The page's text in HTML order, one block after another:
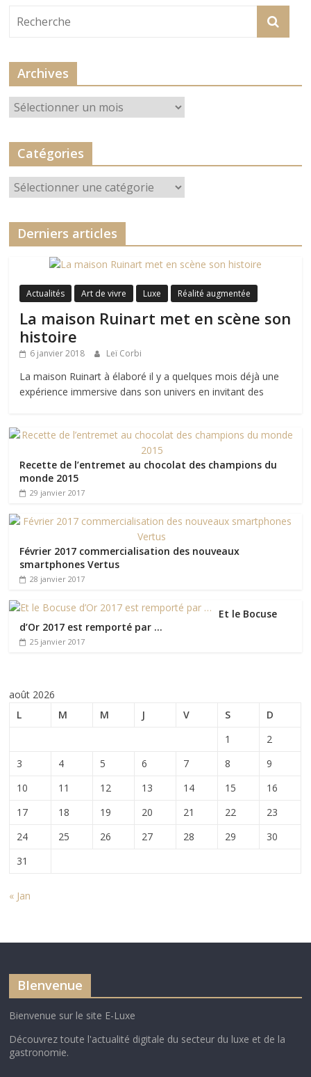
Archives
Archives
Catégories
Catégories
Derniers articles
Actualités Art de vivre Luxe Réalité augmentée
La maison Ruinart met en scène son
histoire
6 janvier 2018 Leï Corbi
La maison Ruinart à élaboré il y a quelques mois déjà une
expérience immersive dans son univers en invitant des
Recette de l’entremet au chocolat des champions du
monde 2015
29 janvier 2017
Février 2017 commercialisation des nouveaux
smartphones Vertus
28 janvier 2017
Et le Bocuse
d’Or 2017 est remporté par …
25 janvier 2017
août 2026
L
M M J V S
D
1
2
3
4 5 6 7 8
9
10
11 12 13 14 15
16
17
18 19 20 21 22
23
24
25 26 27 28 29
30
31
« Jan
BIenvenue
Bienvenue sur le site E-Luxe
Découvrez toute l'actualité digitale du secteur du luxe et de la
gastronomie.